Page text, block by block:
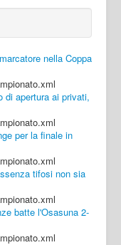
nella Coppa
di apertura ai privati,
per la finale in
tifosi non sia
batte l'Osasuna 2-